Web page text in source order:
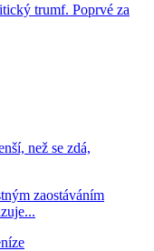
trumf. Poprvé za
než se zdá,
zaostáváním